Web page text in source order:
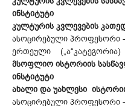
ინსტიტუტი
კულტურის კვლევების
ასოცირებული
ერთეული („ა“კატეგორია)
მსოფლიო ისტორიის
ინსტიტუტი
ახალი და უახლესი
ასოცირებული